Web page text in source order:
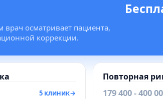
осматривает пациента,
коррекции.
5 клиник→
Повторная
179 400 - 400